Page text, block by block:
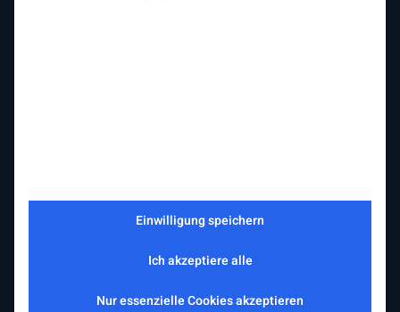
Mitgliedschaft
Datenschutzerklärung
Einwilligung speichern
Ich akzeptiere alle
Nur essenzielle Cookies akzeptieren